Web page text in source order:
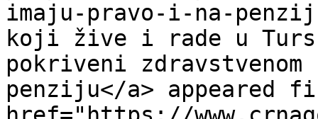
imaju-pravo-i-na-
koji žive i rade u
pokriveni
penziju</a> appeared